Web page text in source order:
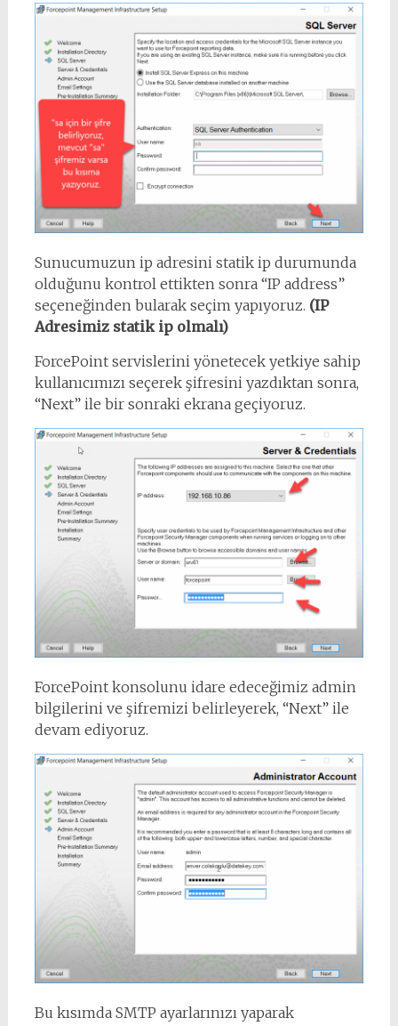
Sunucumuzun ip adresini statik ip durumunda
olduğunu kontrol ettikten sonra “IP address”
seçeneğinden bularak seçim yapıyoruz. (IP
Adresimiz statik ip olmalı)
ForcePoint servislerini yönetecek yetkiye sahip
kullanıcımızı seçerek şifresini yazdıktan sonra,
“Next” ile bir sonraki ekrana geçiyoruz.
ForcePoint konsolunu idare edeceğimiz admin
bilgilerini ve şifremizi belirleyerek, “Next” ile
devam ediyoruz.
Bu kısımda SMTP ayarlarınızı yaparak